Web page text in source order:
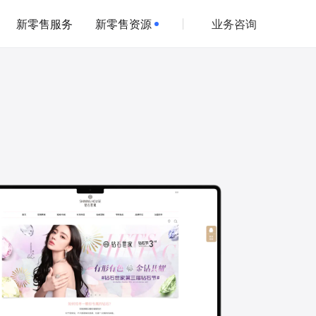
新零售服务 新零售资源 业务咨询